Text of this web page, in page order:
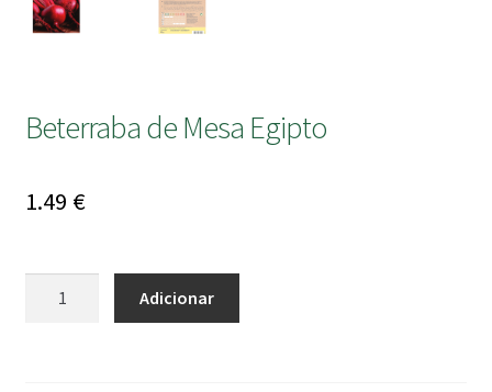
Beterraba de Mesa Egipto
1.49 €
Adicionar